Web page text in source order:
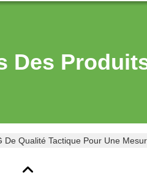
Des
De Qualité Tactique Pour Une